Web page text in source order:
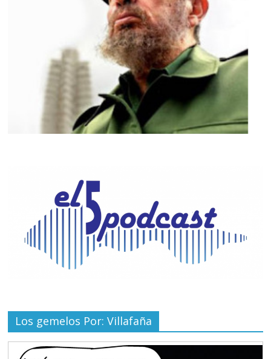
Los gemelos Por: Villafaña